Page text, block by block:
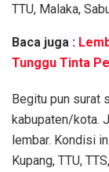
TTU, Malaka,
Baca juga :
Tunggu Tinta
Begitu pun surat
kabupaten/kota.
lembar. Kondisi
Kupang, TTU,